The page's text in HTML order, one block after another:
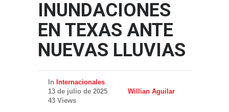
INUNDACIONES
EN TEXAS ANTE
NUEVAS LLUVIAS
In Internacionales
13 de julio de 2025
Willian Aguilar
43 Views